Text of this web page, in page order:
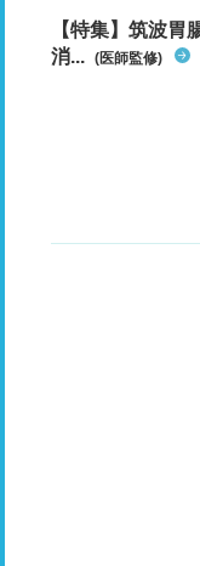
【特集】筑波
消... (医師監修)